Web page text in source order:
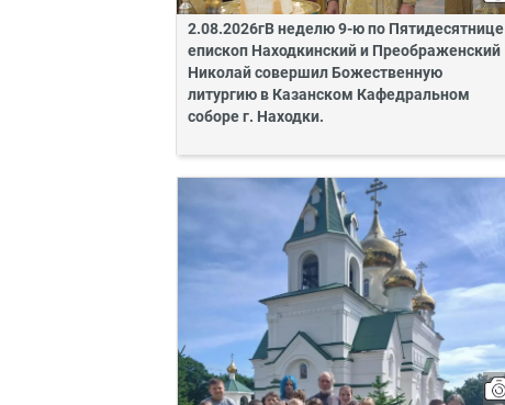
2.08.2026гВ неделю 9-ю по Пятидесятнице
епископ Находкинский и Преображенский
Николай совершил Божественную
литургию в Казанском Кафедральном
соборе г. Находки.